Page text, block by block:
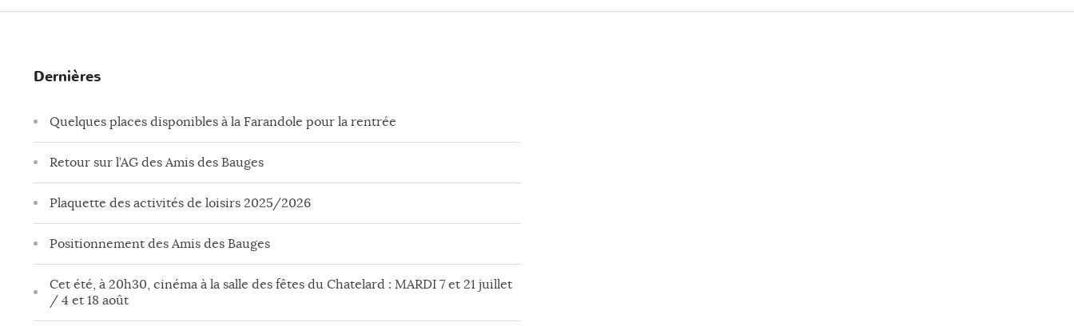
Dernières
Quelques places disponibles à la Farandole pour la rentrée
Retour sur l’AG des Amis des Bauges
Plaquette des activités de loisirs 2025/2026
Positionnement des Amis des Bauges
Cet été, à 20h30, cinéma à la salle des fêtes du Chatelard : MARDI 7 et 21 juillet
/ 4 et 18 août